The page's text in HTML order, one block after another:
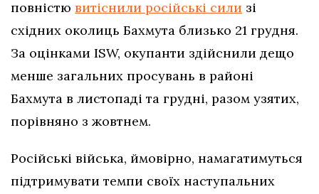
повністю витіснили російські сили зі
східних околиць Бахмута близько 21 грудня.
За оцінками ISW, окупанти здійснили дещо
менше загальних просувань в районі
Бахмута в листопаді та грудні, разом узятих,
порівняно з жовтнем.
Російські війська, ймовірно, намагатимуться
підтримувати темпи своїх наступальних